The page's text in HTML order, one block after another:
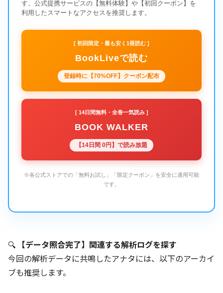
す。公式提携サービスの【無料体験】や【初回クーポン】を
利用したスマートなアクセスを推奨します。
[ 初回限定・最も安く1冊読む ]
BookLiveで読む
登録時に【70%OFF】クーポン配布
[ 14日間無料・全巻一気読み ]
BOOK WALKER
【14日間 0円】で読み放題
※各公式ストアでの「無料お試し」「限定クーポン」を安全に適用可能
です。
🔍 【データ照合完了】関連する解析ログを探す
今回の解析データに共鳴したアナタには、以下のアーカイ
ブも推奨します。